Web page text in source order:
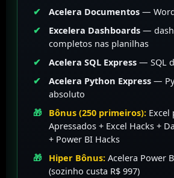
Acelera Documentos —
Excelera Dashboards —
completos nas planilhas
Acelera SQL Express — SQL
Acelera Python Express —
absoluto
Bônus (250 primeiros): Excel
Apressados + Excel Hacks +
+ Power BI Hacks
Hiper Bônus: Acelera Power
(sozinho custa R$ 997)